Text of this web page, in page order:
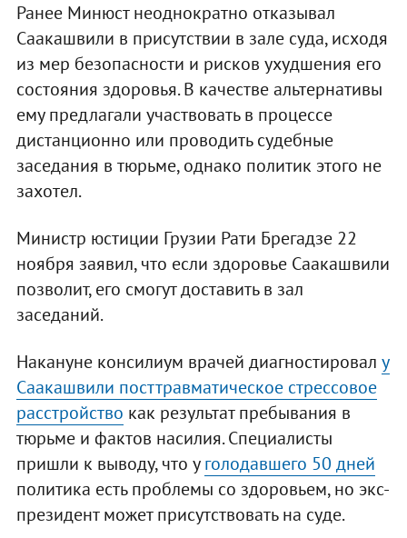
Ранее Минюст неоднократно отказывал
Саакашвили в присутствии в зале суда, исходя
из мер безопасности и рисков ухудшения его
состояния здоровья. В качестве альтернативы
ему предлагали участвовать в процессе
дистанционно или проводить судебные
заседания в тюрьме, однако политик этого не
захотел.
Министр юстиции Грузии Рати Брегадзе 22
ноября заявил, что если здоровье Саакашвили
позволит, его смогут доставить в зал
заседаний.
Накануне консилиум врачей диагностировал у
Саакашвили посттравматическое стрессовое
расстройство как результат пребывания в
тюрьме и фактов насилия. Специалисты
пришли к выводу, что уголодавшего 50 дней
политика есть проблемы со здоровьем, но экс-
президент может присутствовать на суде.